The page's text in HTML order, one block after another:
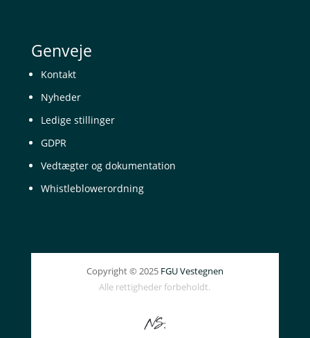
Genveje
Kontakt
Nyheder
Ledige stillinger
GDPR
Vedtægter og dokumentation
Whistleblowerordning
Copyright © 2025 FGU Vestegnen
Alle rettigheder forbeholdt.